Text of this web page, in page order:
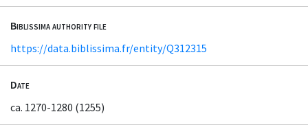
Biblissima authority file
https://data.biblissima.fr/entity/Q312315
Date
ca. 1270-1280 (1255)